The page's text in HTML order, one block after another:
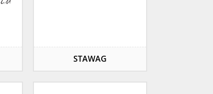
STAWAG